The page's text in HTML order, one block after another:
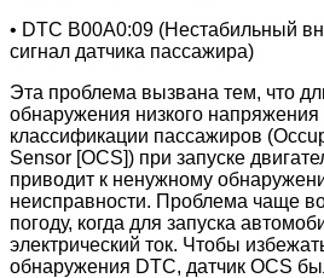
• DTC B00A0:09 (Нестабильный
сигнал датчика пассажира)
Эта проблема вызвана тем, что
обнаружения низкого напряжения
классификации пассажиров
Sensor [OCS]) при запуске
приводит к ненужному
неисправности. Проблема чаще
погоду, когда для запуска
электрический ток. Чтобы
обнаружения DTC, датчик OCS